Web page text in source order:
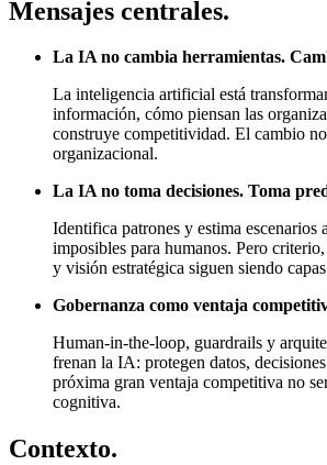
Mensajes centrales.
La IA no cambia herramientas.
La inteligencia artificial está
información, cómo piensan las
construye competitividad. El cambio
organizacional.
La IA no toma decisiones. Toma
Identifica patrones y estima escenarios
imposibles para humanos. Pero
y visión estratégica siguen siendo
Gobernanza como ventaja
Human-in-the-loop, guardrails y
frenan la IA: protegen datos,
próxima gran ventaja competitiva no
cognitiva.
Contexto.